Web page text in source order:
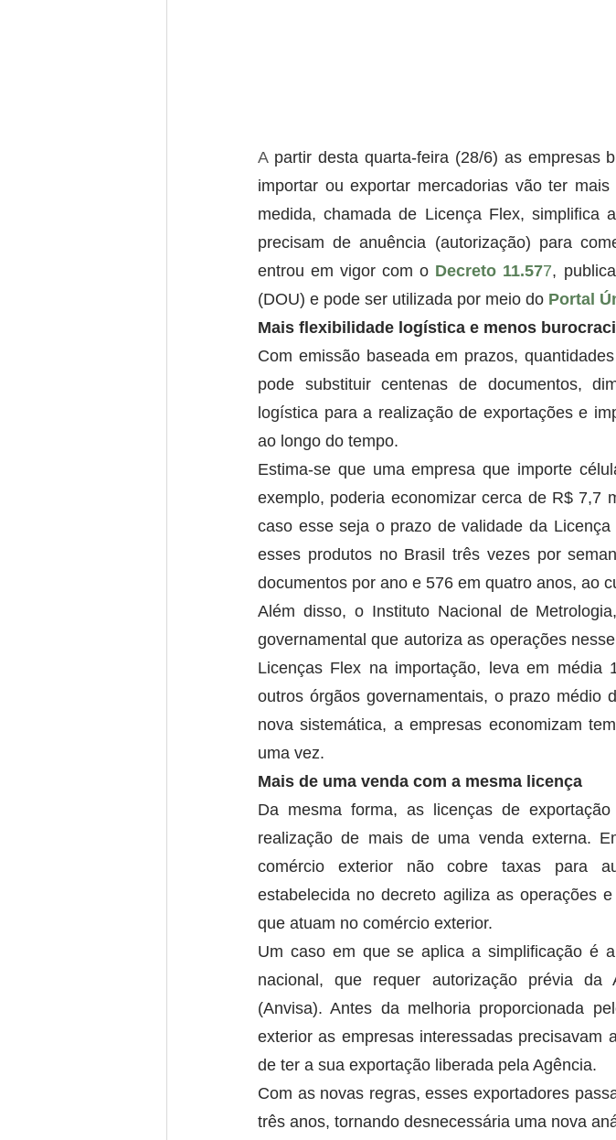
A partir desta quarta-feira (28/6) as empresas
importar ou exportar mercadorias vão ter
medida, chamada de Licença Flex,
precisam de anuência (autorização) para
entrou em vigor com o Decreto 11.577,
(DOU) e pode ser utilizada por meio do Portal
Mais flexibilidade logística e menos
Com emissão baseada em prazos,
pode substituir centenas de documentos,
logística para a realização de exportações e
ao longo do tempo.
Estima-se que uma empresa que importe
exemplo, poderia economizar cerca de R$ 7,7
caso esse seja o prazo de validade da
esses produtos no Brasil três vezes por
documentos por ano e 576 em quatro anos, ao
Além disso, o Instituto Nacional de
governamental que autoriza as operações
Licenças Flex na importação, leva em média
outros órgãos governamentais, o prazo médio
nova sistemática, a empresas economizam
uma vez.
Mais de uma venda com a mesma licença
Da mesma forma, as licenças de
realização de mais de uma venda externa.
comércio exterior não cobre taxas para
estabelecida no decreto agiliza as operações
que atuam no comércio exterior.
Um caso em que se aplica a simplificação é
nacional, que requer autorização prévia da
(Anvisa). Antes da melhoria proporcionada
exterior as empresas interessadas precisavam
de ter a sua exportação liberada pela Agência.
Com as novas regras, esses exportadores
três anos, tornando desnecessária uma nova